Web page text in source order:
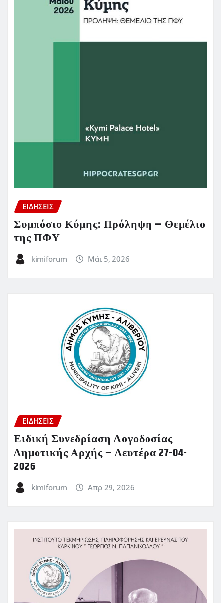
ΕΙΔΗΣΕΙΣ
Συμπόσιο Κύμης: Πρόληψη – Θεμέλιο
της ΠΦΥ
kimiforum Μάι 5, 2026
ΕΙΔΗΣΕΙΣ
Ειδική Συνεδρίαση Λογοδοσίας
Δημοτικής Αρχής – Δευτέρα 27-04-
2026
kimiforum Απρ 29, 2026